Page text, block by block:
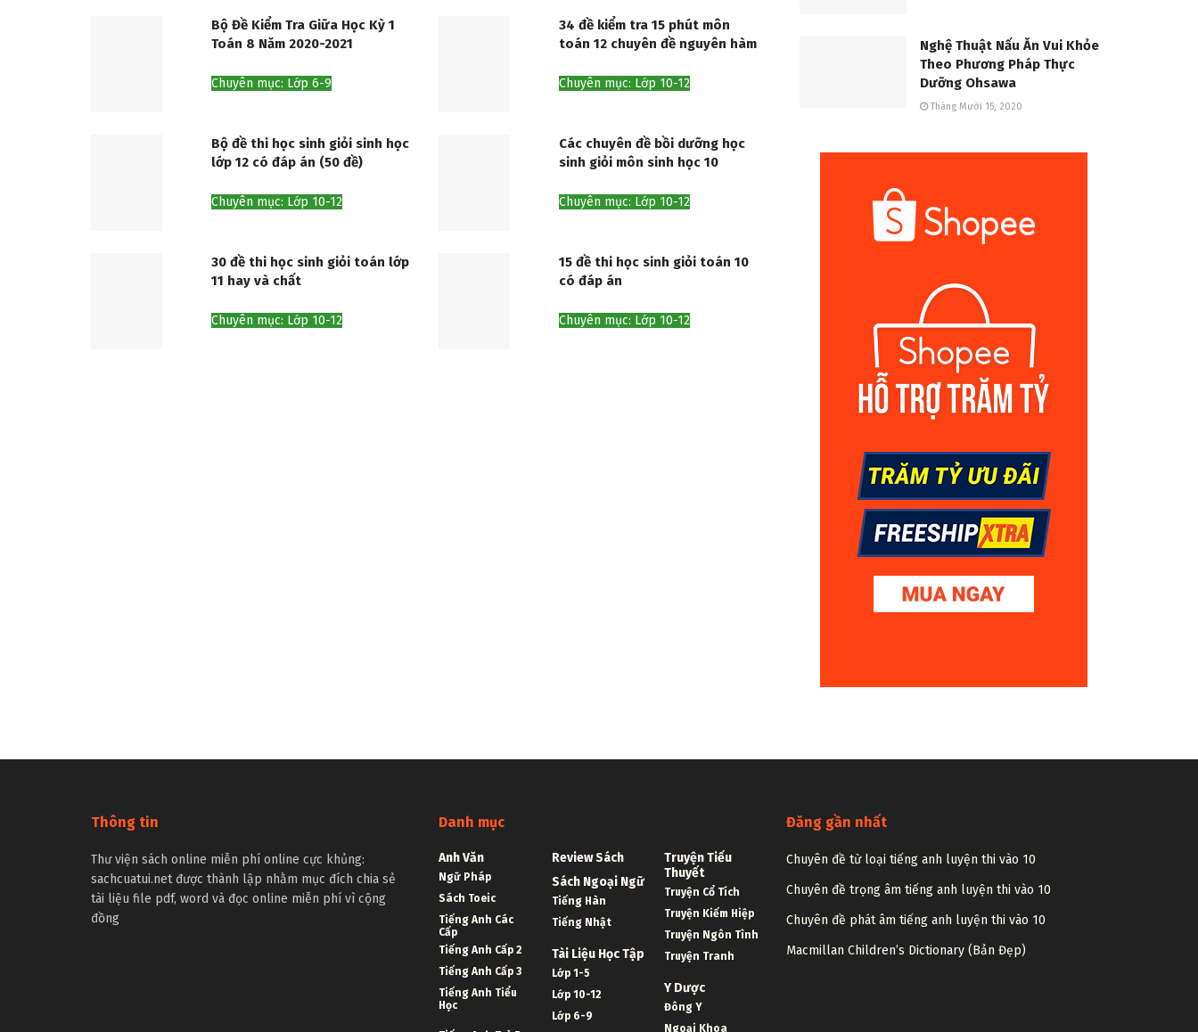
Bộ Đề Kiểm Tra Giữa Học Kỳ 1
Toán 8 Năm 2020-2021
Chuyên mục: Lớp 6-9
34 đề kiểm tra 15 phút môn
toán 12 chuyên đề nguyên hàm
Chuyên mục: Lớp 10-12
Bộ đề thi học sinh giỏi sinh học
lớp 12 có đáp án (50 đề)
Chuyên mục: Lớp 10-12
Các chuyên đề bồi dưỡng học
sinh giỏi môn sinh học 10
Chuyên mục: Lớp 10-12
30 đề thi học sinh giỏi toán lớp
11 hay và chất
Chuyên mục: Lớp 10-12
15 đề thi học sinh giỏi toán 10
có đáp án
Chuyên mục: Lớp 10-12
Nghệ Thuật Nấu Ăn Vui Khỏe
Theo Phương Pháp Thực
Dưỡng Ohsawa
Tháng Mười 15, 2020
Thông tin
Thư viện sách online miễn phí online cực khủng:
sachcuatui.net được thành lập nhằm mục đích chia sẻ
tài liệu file pdf, word và đọc online miễn phí vì cộng
đồng
Danh mục
Anh Văn
Ngữ Pháp
Sách Toeic
Tiếng Anh Các
Cấp
Tiếng Anh Cấp 2
Tiếng Anh Cấp 3
Tiếng Anh Tiểu
Học
Review Sách
Sách Ngoại Ngữ
Tiếng Hàn
Tiếng Nhật
Tài Liệu Học Tập
Lớp 1-5
Lớp 10-12
Lớp 6-9
Truyện Tiểu
Thuyết
Truyện Cổ Tích
Truyện Kiếm Hiệp
Truyện Ngôn Tình
Truyện Tranh
Y Dược
Đông Y
Ngoại Khoa
Đăng gần nhất
Chuyên đề từ loại tiếng anh luyện thi vào 10
Chuyên đề trọng âm tiếng anh luyện thi vào 10
Chuyên đề phát âm tiếng anh luyện thi vào 10
Macmillan Children’s Dictionary (Bản Đẹp)